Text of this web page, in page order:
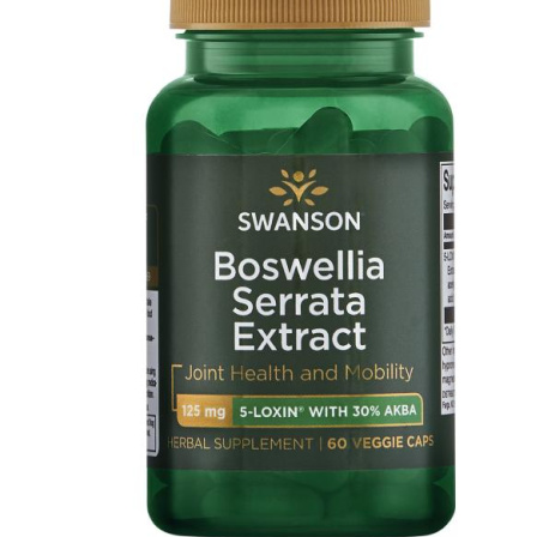
АНАБОЛИЧЕСКИЕ
АКСЕССУАРЫ
ДОБАВКИ ДЛЯ СУСТАВОВ И